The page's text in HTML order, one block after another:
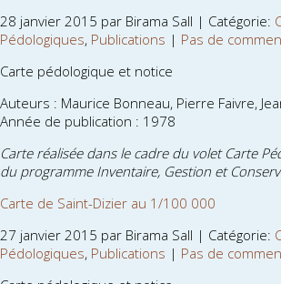
28 janvier 2015 par Birama Sall | Catégorie:
Pédologiques, Publications | Pas de
Carte pédologique et notice
Auteurs : Maurice Bonneau, Pierre Faivre,
Année de publication : 1978
Carte réalisée dans le cadre du volet Carte
du programme Inventaire, Gestion et
Carte de Saint-Dizier au 1/100 000
27 janvier 2015 par Birama Sall | Catégorie:
Pédologiques, Publications | Pas de